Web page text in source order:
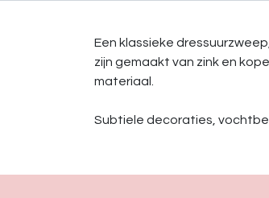
Een klassieke
zijn gemaakt van zink en
materiaal.
Subtiele decoraties,